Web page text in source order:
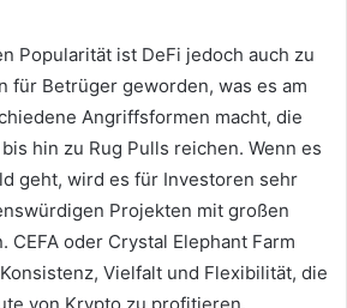
Popularität ist DeFi jedoch auch zu
für Betrüger geworden, was es am
Angriffsformen macht, die
hin zu Rug Pulls reichen. Wenn es
geht, wird es für Investoren sehr
Projekten mit großen
CEFA oder Crystal Elephant Farm
Vielfalt und Flexibilität, die